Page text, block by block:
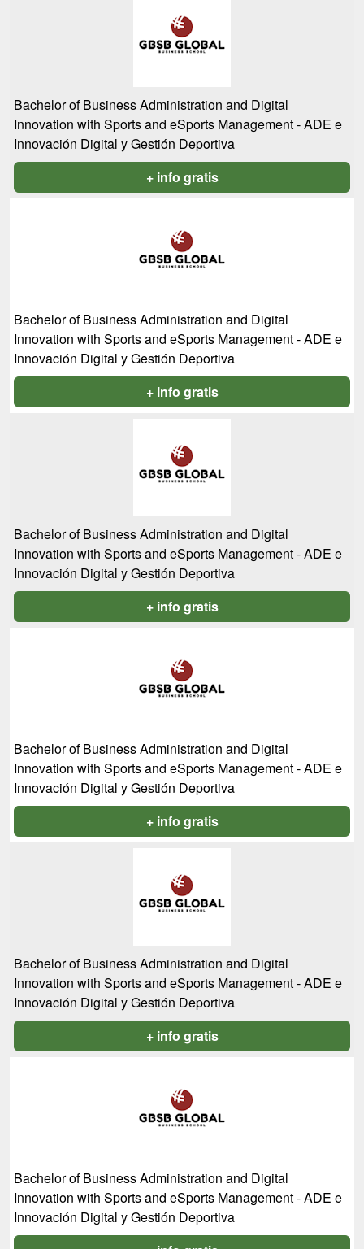
Bachelor of Business Administration and Digital
Innovation with Sports and eSports Management - ADE e
Innovación Digital y Gestión Deportiva
+ info gratis
Bachelor of Business Administration and Digital
Innovation with Sports and eSports Management - ADE e
Innovación Digital y Gestión Deportiva
+ info gratis
Bachelor of Business Administration and Digital
Innovation with Sports and eSports Management - ADE e
Innovación Digital y Gestión Deportiva
+ info gratis
Bachelor of Business Administration and Digital
Innovation with Sports and eSports Management - ADE e
Innovación Digital y Gestión Deportiva
+ info gratis
Bachelor of Business Administration and Digital
Innovation with Sports and eSports Management - ADE e
Innovación Digital y Gestión Deportiva
+ info gratis
Bachelor of Business Administration and Digital
Innovation with Sports and eSports Management - ADE e
Innovación Digital y Gestión Deportiva